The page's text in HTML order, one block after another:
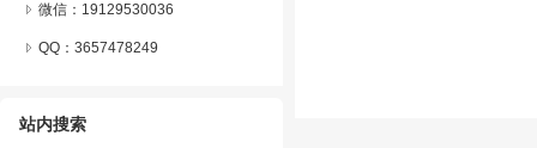
微信： 19129530036
QQ： 3657478249
站内搜索